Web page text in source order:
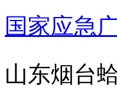
国家应急
山东烟台